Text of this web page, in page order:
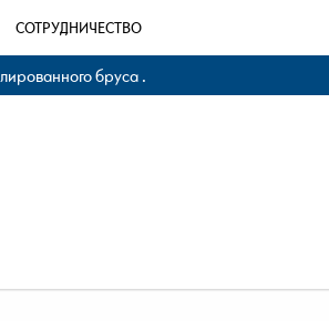
СОТРУДНИЧЕСТВО
бруса .